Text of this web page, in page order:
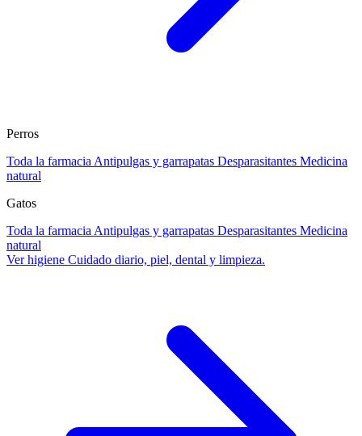
Perros
Toda la farmacia Antipulgas y garrapatas Desparasitantes Medicina
natural
Gatos
Toda la farmacia Antipulgas y garrapatas Desparasitantes Medicina
natural
Ver higiene Cuidado diario, piel, dental y limpieza.